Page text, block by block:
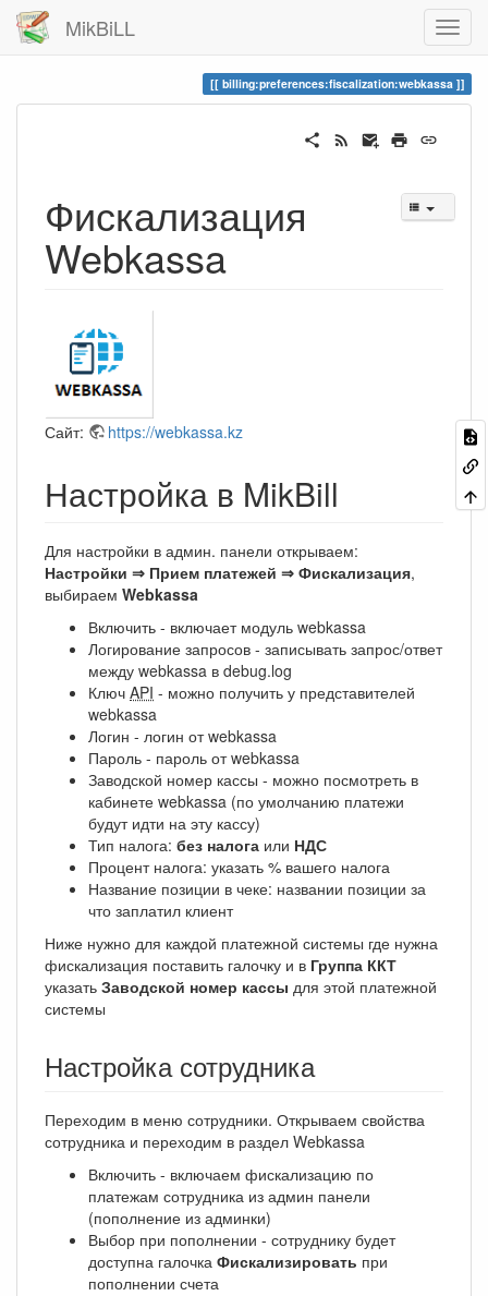
MikBiLL
billing:preferences:fiscalization:webkassa
Фискализация
Webkassa
Сайт: https://webkassa.kz
Настройка в MikBill
Для настройки в админ. панели открываем:
Настройки ⇒ Прием платежей ⇒ Фискализация,
выбираем Webkassa
Включить - включает модуль webkassa
Логирование запросов - записывать запрос/ответ
между webkassa в debug.log
Ключ API - можно получить у представителей
webkassa
Логин - логин от webkassa
Пароль - пароль от webkassa
Заводской номер кассы - можно посмотреть в
кабинете webkassa (по умолчанию платежи
будут идти на эту кассу)
Тип налога: без налога или НДС
Процент налога: указать % вашего налога
Название позиции в чеке: названии позиции за
что заплатил клиент
Ниже нужно для каждой платежной системы где нужна
фискализация поставить галочку и в Группа ККТ
указать Заводской номер кассы для этой платежной
системы
Настройка сотрудника
Переходим в меню сотрудники. Открываем свойства
сотрудника и переходим в раздел Webkassa
Включить - включаем фискализацию по
платежам сотрудника из админ панели
(пополнение из админки)
Выбор при пополнении - сотруднику будет
доступна галочка Фискализировать при
пополнении счета